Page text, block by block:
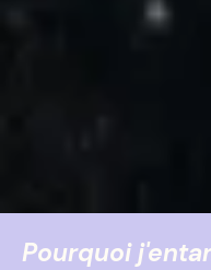
Pourquoi